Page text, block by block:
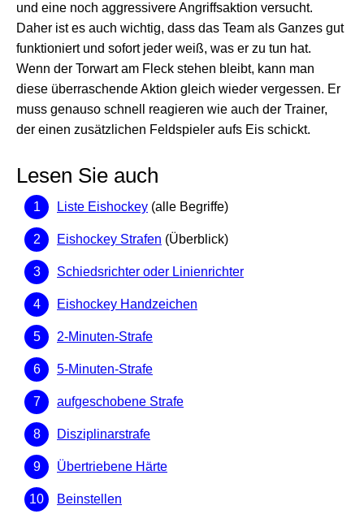
und eine noch aggressivere Angriffsaktion versucht.
Daher ist es auch wichtig, dass das Team als Ganzes gut
funktioniert und sofort jeder weiß, was er zu tun hat.
Wenn der Torwart am Fleck stehen bleibt, kann man
diese überraschende Aktion gleich wieder vergessen. Er
muss genauso schnell reagieren wie auch der Trainer,
der einen zusätzlichen Feldspieler aufs Eis schickt.
Lesen Sie auch
Liste Eishockey (alle Begriffe)
Eishockey Strafen (Überblick)
Schiedsrichter oder Linienrichter
Eishockey Handzeichen
2-Minuten-Strafe
5-Minuten-Strafe
aufgeschobene Strafe
Disziplinarstrafe
Übertriebene Härte
Beinstellen